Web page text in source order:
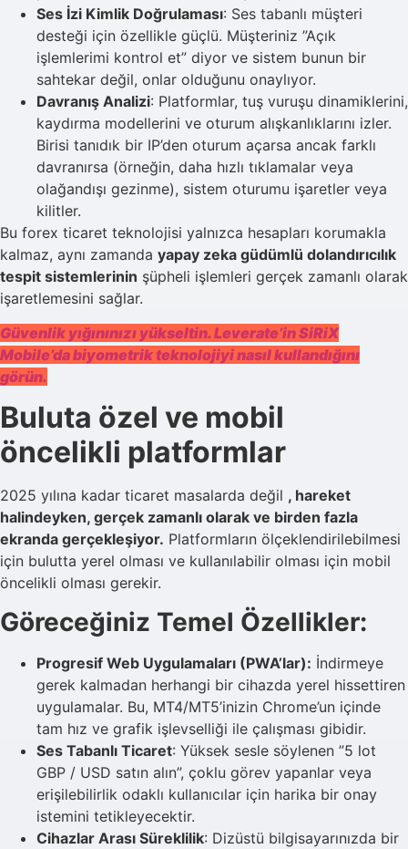
Ses İzi Kimlik Doğrulaması: Ses tabanlı müşteri
desteği için özellikle güçlü. Müşteriniz ”Açık
işlemlerimi kontrol et” diyor ve sistem bunun bir
sahtekar değil, onlar olduğunu onaylıyor.
Davranış Analizi: Platformlar, tuş vuruşu dinamiklerini,
kaydırma modellerini ve oturum alışkanlıklarını izler.
Birisi tanıdık bir IP’den oturum açarsa ancak farklı
davranırsa (örneğin, daha hızlı tıklamalar veya
olağandışı gezinme), sistem oturumu işaretler veya
kilitler.
Bu forex ticaret teknolojisi yalnızca hesapları korumakla
kalmaz, aynı zamanda yapay zeka güdümlü dolandırıcılık
tespit sistemlerinin şüpheli işlemleri gerçek zamanlı olarak
işaretlemesini sağlar.
Güvenlik yığınınızı yükseltin. Leverate’in SiRiX
Mobile’da biyometrik teknolojiyi nasıl kullandığını
görün.
Buluta özel ve mobil
öncelikli platformlar
2025 yılına kadar ticaret masalarda değil , hareket
halindeyken, gerçek zamanlı olarak ve birden fazla
ekranda gerçekleşiyor. Platformların ölçeklendirilebilmesi
için bulutta yerel olması ve kullanılabilir olması için mobil
öncelikli olması gerekir.
Göreceğiniz Temel Özellikler:
Progresif Web Uygulamaları (PWA’lar): İndirmeye
gerek kalmadan herhangi bir cihazda yerel hissettiren
uygulamalar. Bu, MT4/MT5’inizin Chrome’un içinde
tam hız ve grafik işlevselliği ile çalışması gibidir.
Ses Tabanlı Ticaret: Yüksek sesle söylenen ”5 lot
GBP / USD satın alın”, çoklu görev yapanlar veya
erişilebilirlik odaklı kullanıcılar için harika bir onay
istemini tetikleyecektir.
Cihazlar Arası Süreklilik: Dizüstü bilgisayarınızda bir